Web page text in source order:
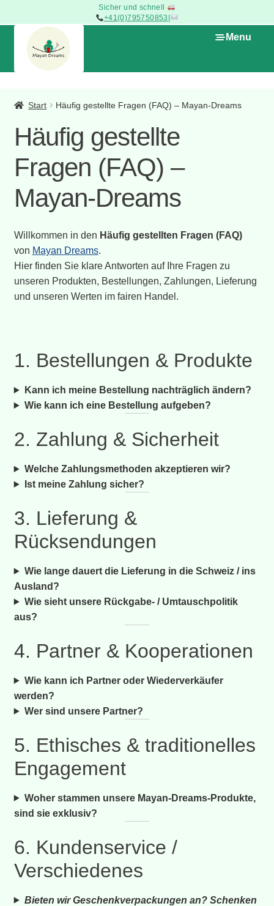
Sicher und schnell
+41(0)795750853
Skip
navigation
Skip
content
Menu
Handwerksarten
Warenkorb
Home
Start Häufig gestellte Fragen (FAQ) – Mayan-Dreams
Häufig gestellte
Fragen (FAQ) –
Mayan-Dreams
Willkommen in den Häufig gestellten Fragen (FAQ)
von Mayan Dreams.
Hier finden Sie klare Antworten auf Ihre Fragen zu
unseren Produkten, Bestellungen, Zahlungen, Lieferung
und unseren Werten im fairen Handel.
1. Bestellungen & Produkte
Kann ich meine Bestellung nachträglich ändern?
Wie kann ich eine Bestellung aufgeben?
2. Zahlung & Sicherheit
Welche Zahlungsmethoden akzeptieren wir?
Ist meine Zahlung sicher?
3. Lieferung &
Rücksendungen
Wie lange dauert die Lieferung in die Schweiz / ins
Ausland?
Wie sieht unsere Rückgabe- / Umtausch­politik
aus?
4. Partner & Kooperationen
Wie kann ich Partner oder Wiederverkäufer
werden?
Wer sind unsere Partner?
5. Ethisches & traditionelles
Engagement
Woher stammen unsere Mayan-Dreams-Produkte,
sind sie exklusiv?
6. Kundenservice /
Verschiedenes
Bieten wir Geschenkverpackungen an? Schenken